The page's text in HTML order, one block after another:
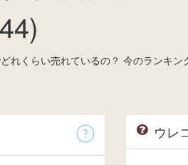
れくらい売れているの？ 今のランキ
ウレ